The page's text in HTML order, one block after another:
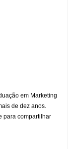
em Marketing
de dez anos.
para compartilhar